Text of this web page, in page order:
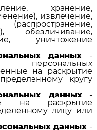
хранение,
извлечение,
(распространение,
обезличивание,
уничтожение
данных -
на раскрытие
кругу
данных-
на раскрытие
лицу или
данных -